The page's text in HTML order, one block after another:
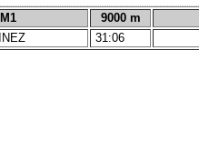
9000 m
31:06